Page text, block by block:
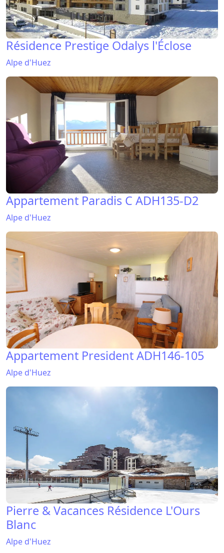
Résidence Prestige Odalys l'Éclose
Alpe d'Huez
Appartement Paradis C ADH135-D2
Alpe d'Huez
Appartement President ADH146-105
Alpe d'Huez
Pierre & Vacances Résidence L'Ours
Blanc
Alpe d'Huez